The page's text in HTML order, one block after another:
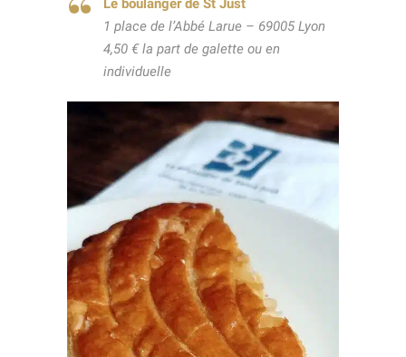
Le boulanger de St Just
1 place de l’Abbé Larue – 69005 Lyon
4,50 € la part de galette ou en
individuelle